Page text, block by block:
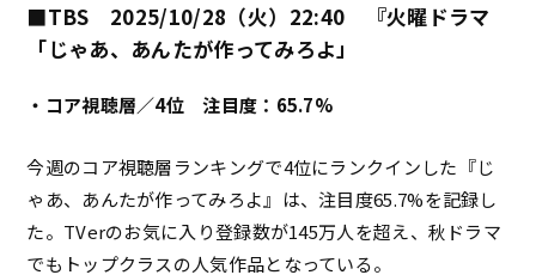
■TBS 2025/10/28（火）22:40 『火曜ドラマ
「じゃあ、あんたが作ってみろよ」
・コア視聴層／4位 注目度：65.7%
今週のコア視聴層ランキングで4位にランクインした『じ
ゃあ、あんたが作ってみろよ』は、注目度65.7%を記録し
た。TVerのお気に入り登録数が145万人を超え、秋ドラマ
でもトップクラスの人気作品となっている。